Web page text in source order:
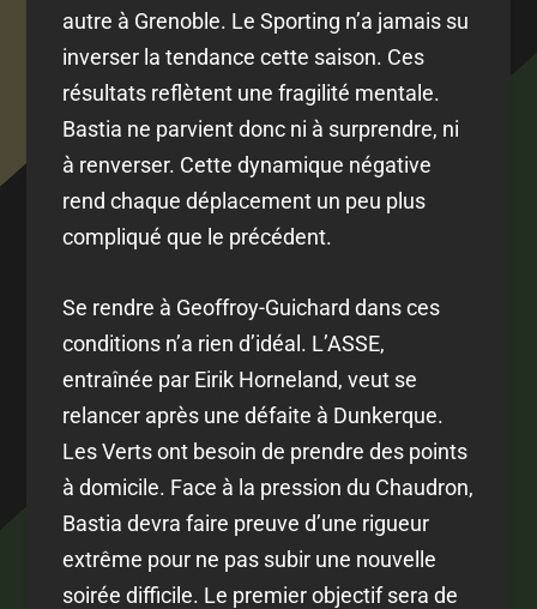
autre à Grenoble. Le Sporting n’a jamais su
inverser la tendance cette saison. Ces
résultats reflètent une fragilité mentale.
Bastia ne parvient donc ni à surprendre, ni
à renverser. Cette dynamique négative
rend chaque déplacement un peu plus
compliqué que le précédent.
Se rendre à Geoffroy-Guichard dans ces
conditions n’a rien d’idéal. L’ASSE,
entraînée par Eirik Horneland, veut se
relancer après une défaite à Dunkerque.
Les Verts ont besoin de prendre des points
à domicile. Face à la pression du Chaudron,
Bastia devra faire preuve d’une rigueur
extrême pour ne pas subir une nouvelle
soirée difficile. Le premier objectif sera de